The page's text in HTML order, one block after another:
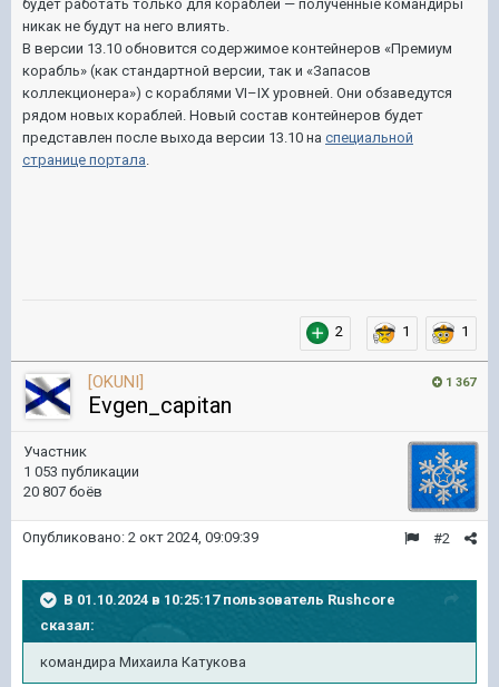
будет работать только для кораблей — полученные командиры
никак не будут на него влиять.
В версии 13.10 обновится содержимое контейнеров «Премиум
корабль» (как стандартной версии, так и «Запасов
коллекционера») с кораблями VI–IX уровней. Они обзаведутся
рядом новых кораблей. Новый состав контейнеров будет
представлен после выхода версии 13.10 на специальной
странице портала
2 1 1
1 367
[OKUNI]
Evgen_capitan
Участник
1 053 публикации
20 807 боёв
#2
Опубликовано: 2 окт 2024, 09:09:39
В 01.10.2024 в 10:25:17 пользователь Rushcore
сказал:
командира Михаила Катукова